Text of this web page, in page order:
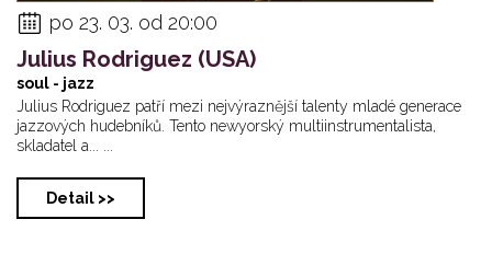
po 23. 03. od 20:00
Julius Rodriguez (USA)
soul - jazz
Julius Rodriguez patří mezi nejvýraznější talenty mladé generace
jazzových hudebníků. Tento newyorský multiinstrumentalista,
skladatel a... ...
Detail >>